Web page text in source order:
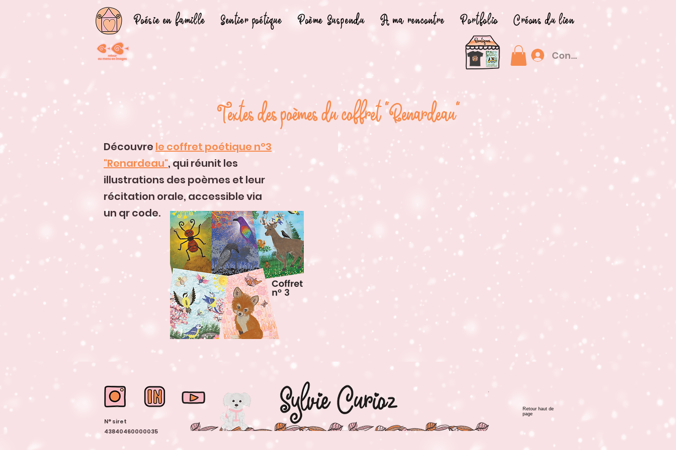
Poésie en famille Sentier poétique Poème Suspendu A ma rencontre Portfolio Créons du lien
Connexion
Textes des poèmes du coffret "Renardeau"
Découvre le coffret poétique n°3
"Renardeau", qui réunit les
illustrations des poèmes et leur
récitation orale, accessible via
un qr code.
N° siret
43840460000035
Retour haut de
page